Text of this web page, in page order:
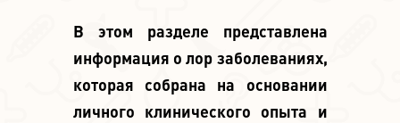
В этом разделе представлена
информация о лор заболеваниях,
которая собрана на основании
личного клинического опыта и